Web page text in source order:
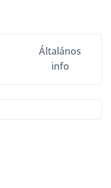
Általános
info